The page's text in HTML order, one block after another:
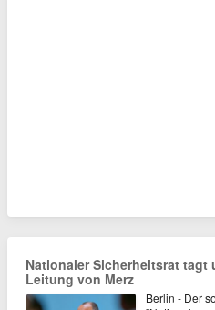
Nationaler Sicherheitsrat tagt
Leitung von Merz
Berlin - Der